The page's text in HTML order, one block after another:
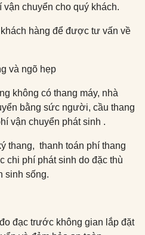
chuyển cho quý khách.
hàng để được tư vấn về
và ngõ hẹp
không có thang máy, nhà
bằng sức người, cầu thang
vận chuyển phát sinh .
thang, thanh toán phí thang
chi phí phát sinh do đặc thù
sinh sống.
đạc trước không gian lắp đặt